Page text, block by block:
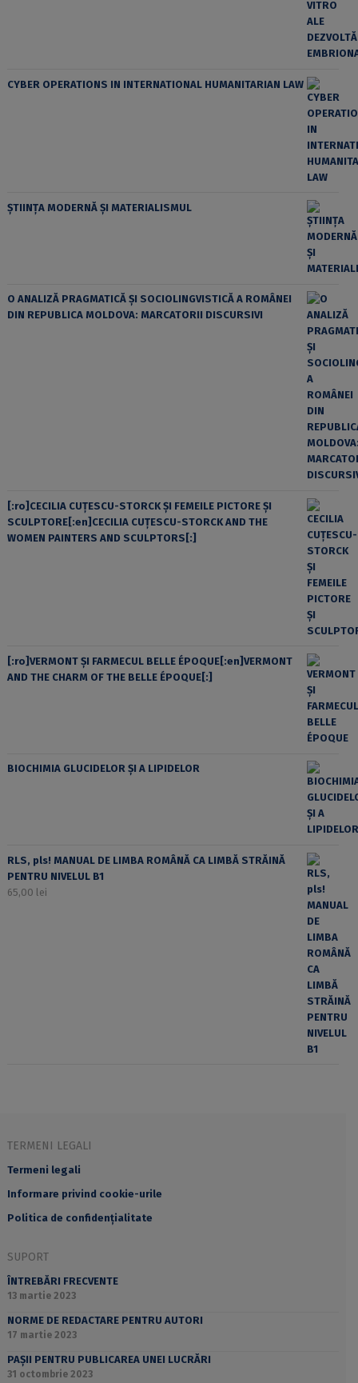
CYBER OPERATIONS IN INTERNATIONAL HUMANITARIAN LAW
ȘTIINȚA MODERNĂ ȘI MATERIALISMUL
O ANALIZĂ PRAGMATICĂ ȘI SOCIOLINGVISTICĂ A ROMÂNEI
DIN REPUBLICA MOLDOVA: MARCATORII DISCURSIVI
[:ro]CECILIA CUŢESCU-STORCK ŞI FEMEILE PICTORE ŞI
SCULPTORE[:en]CECILIA CUŢESCU-STORCK AND THE
WOMEN PAINTERS AND SCULPTORS[:]
[:ro]VERMONT ȘI FARMECUL BELLE ÉPOQUE[:en]VERMONT
AND THE CHARM OF THE BELLE ÉPOQUE[:]
BIOCHIMIA GLUCIDELOR ȘI A LIPIDELOR
RLS, pls! MANUAL DE LIMBA ROMÂNĂ CA LIMBĂ STRĂINĂ
PENTRU NIVELUL B1
65,00 lei
TERMENI LEGALI
Termeni legali
Informare privind cookie-urile
Politica de confidențialitate
SUPORT
ÎNTREBĂRI FRECVENTE
13 martie 2023
NORME DE REDACTARE PENTRU AUTORI
17 martie 2023
PAȘII PENTRU PUBLICAREA UNEI LUCRĂRI
31 octombrie 2023